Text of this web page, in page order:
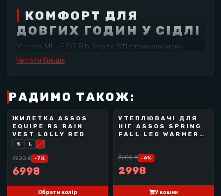
КОМФОРТ ДЛЯ
ДОВГИХ ГОДИН У СІДЛІ
Модель MILLE GT Bib Shorts S11 отримала нову
тканину QUARTZ, вдосконалені лямки rollBar та
повторюють контури тіла, зменшуючи тертя та
забезпечуючи свободу рухів під час педалювання.
Легка та дихаюча тканина QUARTZ з
технологією odorControl
80% поліаміду у складі тканини отримано з
переробленої сировини
Крій regularFit для комфорту на довгих
Читати більше
РАДИМО ТАКОЖ:
ASSOS
BEST SELLER
ЖИЛЕТКА ASSOS
EQUIPE RS RAIN
VEST LOLLY RED
S L
7500₴ -7%
6998
Обрати колір
ASSOS
BEST SELLER
УТЕПЛЮВАЧІ ДЛЯ
НІГ ASSOS SPRING
FALL LEG WARMERS
3200₴ -6%
2998
У кошик